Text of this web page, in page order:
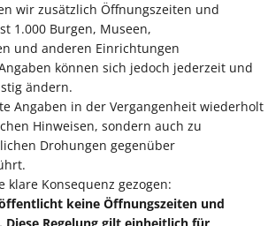
wir zusätzlich Öffnungszeiten und
1.000 Burgen, Museen,
und anderen Einrichtungen
können sich jedoch jederzeit und
ändern.
Angaben in der Vergangenheit wiederholt
Hinweisen, sondern auch zu
Drohungen gegenüber
klare Konsequenz gezogen:
keine Öffnungszeiten und